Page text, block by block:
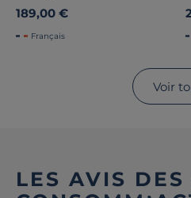
189,00 €
Français
Voir
LES AVIS DES